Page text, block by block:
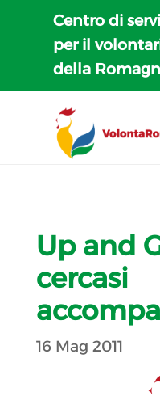
Centro di
per il
della
Up and
cercasi
16 Mag 2011